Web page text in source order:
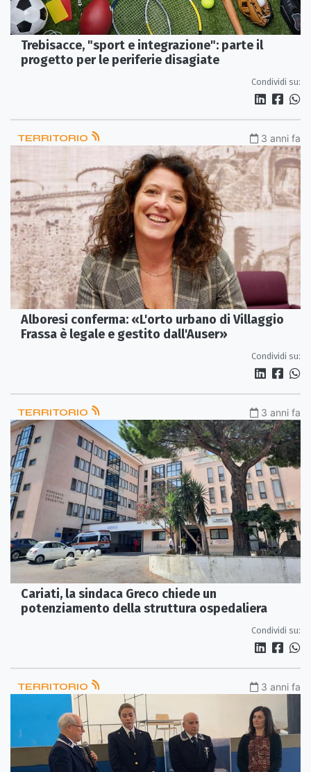
Trebisacce, "sport e integrazione": parte il
progetto per le periferie disagiate
Condividi su:
TERRITORIO 3 anni fa
Alboresi conferma: «L'orto urbano di Villaggio
Frassa è legale e gestito dall'Auser»
Condividi su:
TERRITORIO 3 anni fa
Cariati, la sindaca Greco chiede un
potenziamento della struttura ospedaliera
Condividi su:
TERRITORIO 3 anni fa